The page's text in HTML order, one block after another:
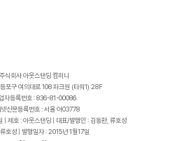
주식회사 아웃스탠딩 컴퍼니
포구 여의대로 108 파크원 (타워1) 28F
자등록번호 : 836-81-00086
신문등록번호 : 서울 아03778
| 제호 : 아웃스탠딩 | 대표/발행인 : 김동환, 류호성
호성 | 발행일자 : 2015년 1월17일